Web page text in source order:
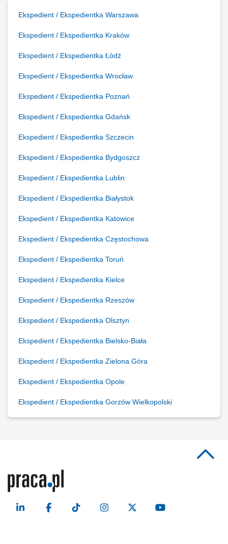
Ekspedient / Ekspedientka Warszawa
Ekspedient / Ekspedientka Kraków
Ekspedient / Ekspedientka Łódź
Ekspedient / Ekspedientka Wrocław
Ekspedient / Ekspedientka Poznań
Ekspedient / Ekspedientka Gdańsk
Ekspedient / Ekspedientka Szczecin
Ekspedient / Ekspedientka Bydgoszcz
Ekspedient / Ekspedientka Lublin
Ekspedient / Ekspedientka Białystok
Ekspedient / Ekspedientka Katowice
Ekspedient / Ekspedientka Częstochowa
Ekspedient / Ekspedientka Toruń
Ekspedient / Ekspedientka Kielce
Ekspedient / Ekspedientka Rzeszów
Ekspedient / Ekspedientka Olsztyn
Ekspedient / Ekspedientka Bielsko-Biała
Ekspedient / Ekspedientka Zielona Góra
Ekspedient / Ekspedientka Opole
Ekspedient / Ekspedientka Gorzów Wielkopolski